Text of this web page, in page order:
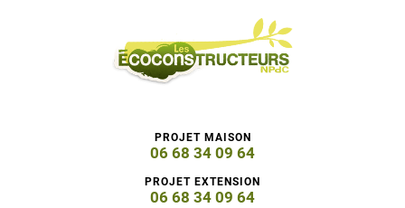
PROJET MAISON
06 68 34 09 64
PROJET EXTENSION
06 68 34 09 64